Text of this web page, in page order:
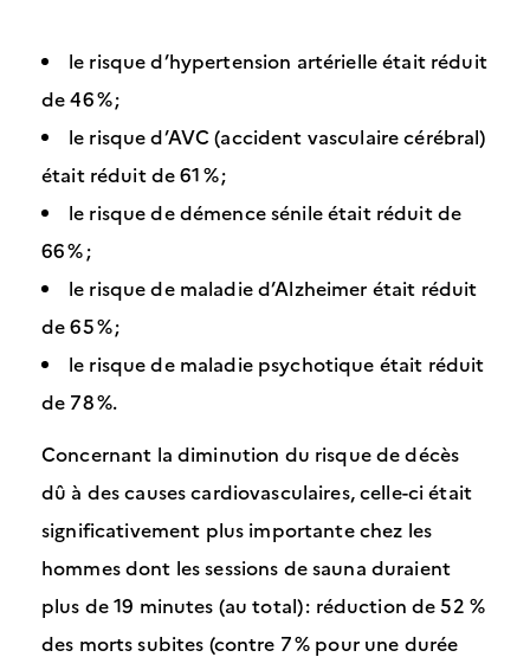
le risque d’hypertension artérielle était réduit
de 46 % ;
le risque d’AVC (accident vasculaire cérébral)
était réduit de 61 % ;
le risque de démence sénile était réduit de
66 % ;
le risque de maladie d’Alzheimer était réduit
de 65 % ;
le risque de maladie psychotique était réduit
de 78 %.
Concernant la diminution du risque de décès
dû à des causes cardiovasculaires, celle-ci était
significativement plus importante chez les
hommes dont les sessions de sauna duraient
plus de 19 minutes (au total) : réduction de 52 %
des morts subites (contre 7 % pour une durée